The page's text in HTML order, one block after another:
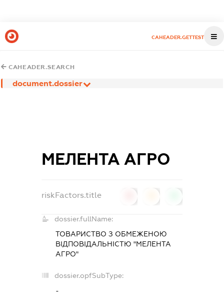
CAHEADER.GETTEST
CAHEADER.SEARCH
document.dossier
МЕЛЕНТА АГРО
riskFactors.title
dossier.fullName:
ТОВАРИСТВО З ОБМЕЖЕНОЮ
ВІДПОВІДАЛЬНІСТЮ "МЕЛЕНТА
АГРО"
dossier.opfSubType:
-